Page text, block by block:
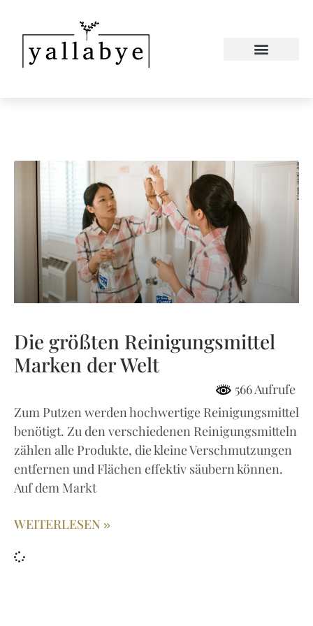
Die größten Reinigungsmittel
Marken der Welt
566 Aufrufe
Zum Putzen werden hochwertige Reinigungsmittel
benötigt. Zu den verschiedenen Reinigungsmitteln
zählen alle Produkte, die kleine Verschmutzungen
entfernen und Flächen effektiv säubern können.
Auf dem Markt
WEITERLESEN »